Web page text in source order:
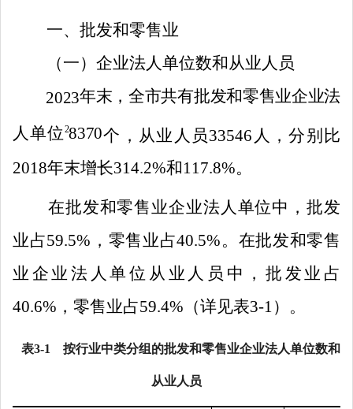
一、批发和零售业
（一）企业法人单位数和从业人员
2023年末，全市共有批发和零售业企业法
人单位 28370个，从业人员33546 人，分别比
2018年末增长314.2%和 117.8%。
在批发和零售业企业法人单位中，批发
业占59.5% ，零售业占40.5%。在批发和零售
业企业法人单位从业人员中，批发业占
40.6% ，零售业占59.4% （详见表3-1）。
表3-1按行业中类分组的批发和零售业企业法人单位数和
从业人员